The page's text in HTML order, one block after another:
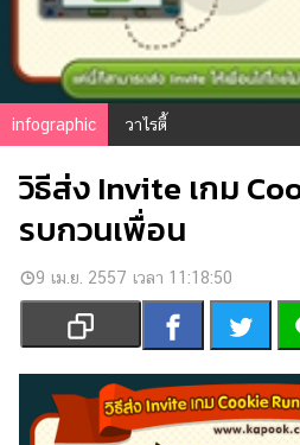
การ
การ
ศึกษา
บันเทิง
รูปภาพ
ดู
หนัง
Music
Station
ละคร
infographic วาไรตี้
วิธีส่ง Invite เกม
รบกวนเพื่อน
9 เม.ย. 2557 เวลา 11:18:50